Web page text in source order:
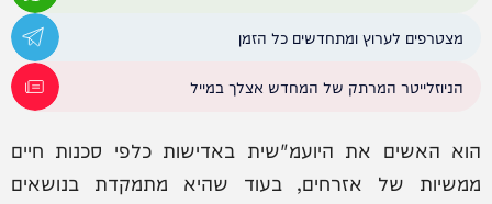
מצטרפים לערוץ ומתחדשים כל הזמן
הניוזלייטר המרתק של המחדש אצלך במייל
הוא האשים את היועמ"שית באדישות כלפי סכנות חיים
ממשיות של אזרחים, בעוד שהיא מתמקדת בנושאים